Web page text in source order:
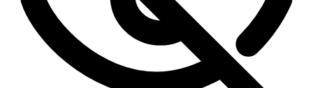
Perfekt! Kan jeg følge fremskridtet live?
Fantastisk, I er de bedste 🧡